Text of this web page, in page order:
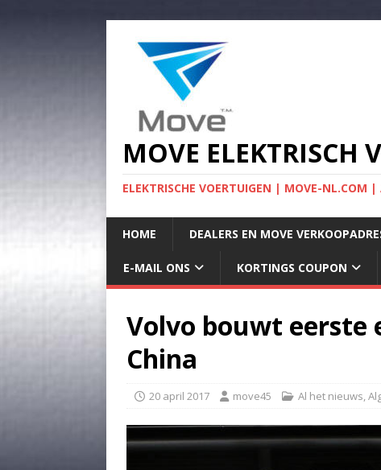
MOVE ELEKTRISCH
ELEKTRISCHE VOERTUIGEN | MOVE-NL.COM
HOME DEALERS EN MOVE
E-MAIL ONS KORTINGS COUPON
Volvo bouwt eerste
China
20 april 2017 move45 Al het nieuws,